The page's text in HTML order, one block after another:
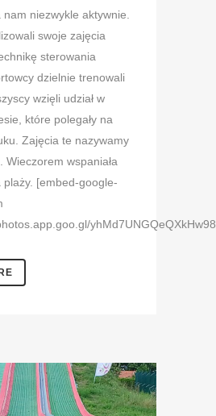
nam niezwykle aktywnie.
swoje zajęcia
sterowania
dzielnie trenowali
wzięli udział w
które polegały na
Zajęcia te nazywamy
Wieczorem wspaniała
plaży. [embed-google-